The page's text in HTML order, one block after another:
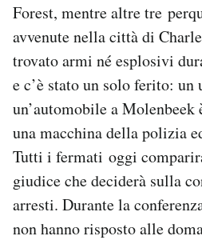
Forest, mentre altre tre
avvenute nella città di
trovato armi né esplosivi
e c’è stato un solo ferito: un
un’automobile a Molenbeek
una macchina della polizia
Tutti i fermati oggi
giudice che deciderà sulla
arresti. Durante la
non hanno risposto alle